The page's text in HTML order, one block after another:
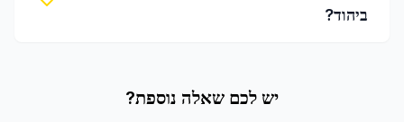
ביהוד?
יש לכם שאלה נוספת?